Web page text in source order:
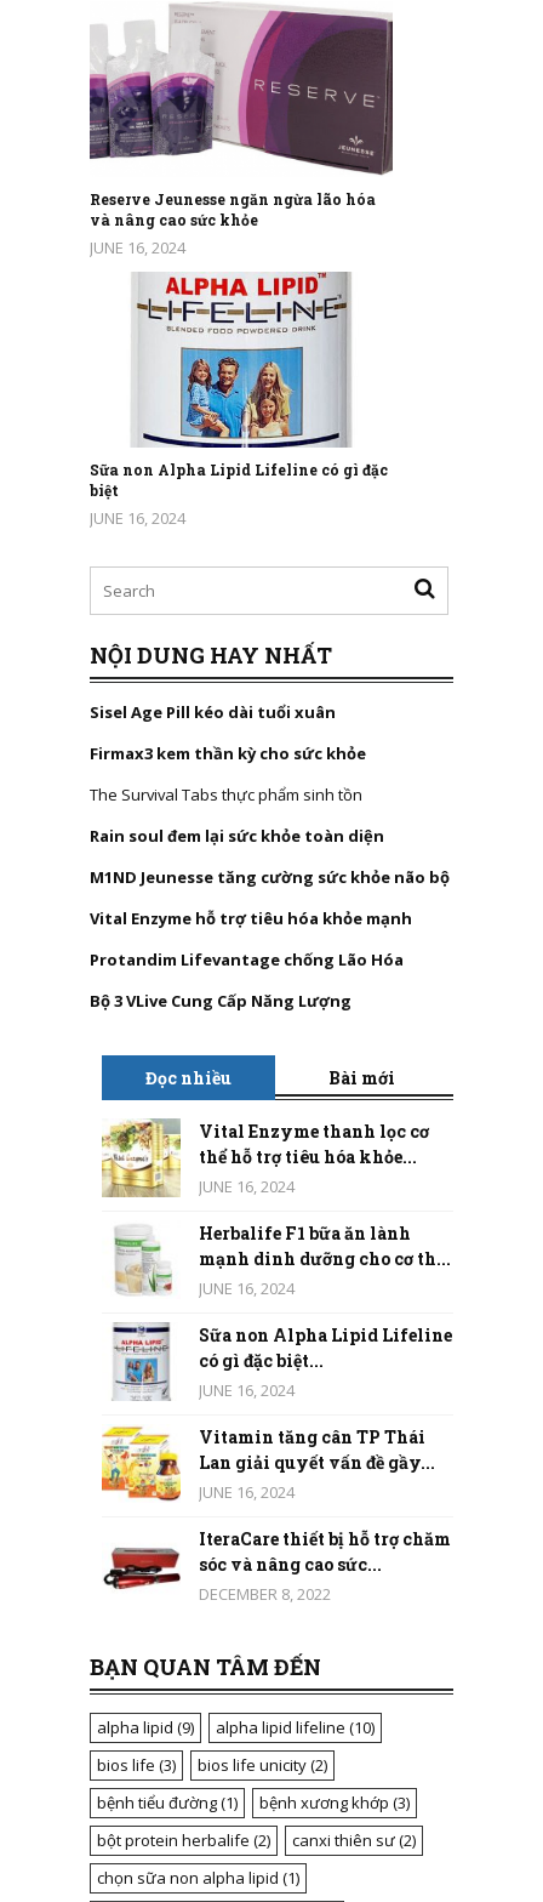
Reserve Jeunesse ngăn ngừa lão hóa
và nâng cao sức khỏe
JUNE 16, 2024
Sữa non Alpha Lipid Lifeline có gì đặc
biệt
JUNE 16, 2024
NỘI DUNG HAY NHẤT
Sisel Age Pill kéo dài tuổi xuân
Firmax3 kem thần kỳ cho sức khỏe
The Survival Tabs thực phẩm sinh tồn
Rain soul đem lại sức khỏe toàn diện
M1ND Jeunesse tăng cường sức khỏe não bộ
Vital Enzyme hỗ trợ tiêu hóa khỏe mạnh
Protandim Lifevantage chống Lão Hóa
Bộ 3 VLive Cung Cấp Năng Lượng
Đọc nhiều Bài mới
Vital Enzyme thanh lọc cơ
thể hỗ trợ tiêu hóa khỏe...
JUNE 16, 2024
Herbalife F1 bữa ăn lành
mạnh dinh dưỡng cho cơ th...
JUNE 16, 2024
Sữa non Alpha Lipid Lifeline
có gì đặc biệt...
JUNE 16, 2024
Vitamin tăng cân TP Thái
Lan giải quyết vấn đề gầy...
JUNE 16, 2024
IteraCare thiết bị hỗ trợ chăm
sóc và nâng cao sức...
DECEMBER 8, 2022
BẠN QUAN TÂM ĐẾN
alpha lipid (9) alpha lipid lifeline (10)
bios life (3) bios life unicity(2)
bệnh tiểu đường(1) bệnh xương khớp (3)
bột protein herbalife (2) canxi thiên sư(2)
chọn sữa non alpha lipid (1)